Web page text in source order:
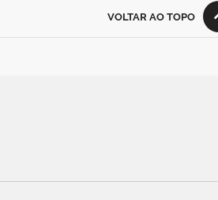
VOLTAR AO TOPO